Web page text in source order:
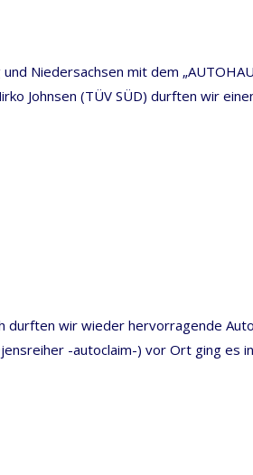
Niedersachsen mit dem
Johnsen (TÜV SÜD) durften wir
wir wieder hervorragende
-autoclaim-) vor Ort ging es